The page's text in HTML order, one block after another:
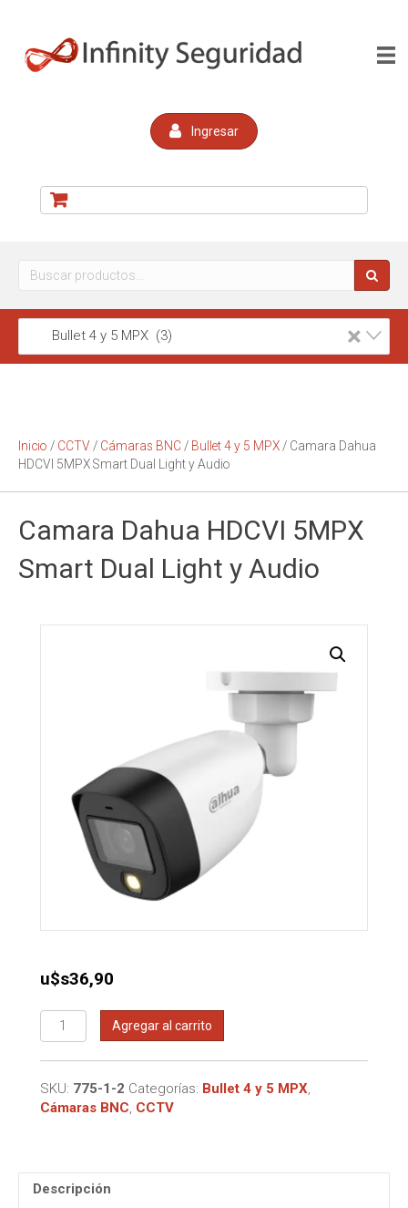
Ingresar
Buscar
×
Bullet 4 y 5 MPX (3)
Inicio / CCTV/ Cámaras BNC/ Bullet 4 y 5 MPX/ Camara Dahua
HDCVI 5MPX Smart Dual Light y Audio
Camara Dahua HDCVI 5MPX
Smart Dual Light y Audio
u$s36,90
Camara
Dahua
HDCVI
Smart
Dual
Audio
cantidad
Agregar al carrito
SKU: 775-1-2 Categorías: Bullet 4 y 5 MPX,
Cámaras BNC, CCTV
Descripción